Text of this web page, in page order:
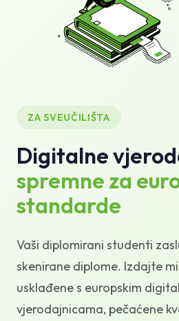
Standardi i integracije
Podrška
ZA SVEUČILIŠTA
Digitalne
spremne za
standarde
Vaši diplomirani studenti
skenirane diplome. Izdajte
usklađene s europskim
vjerodajnicama, pečaćene